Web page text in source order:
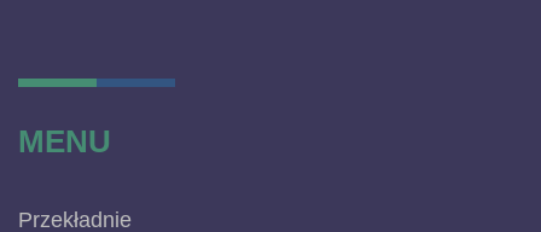
MENU
Przekładnie